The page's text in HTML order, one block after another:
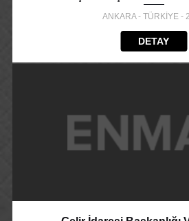
ANKARA - TÜRKİYE -
DETAY